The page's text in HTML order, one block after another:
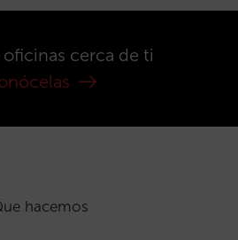
cerca de ti
hacemos